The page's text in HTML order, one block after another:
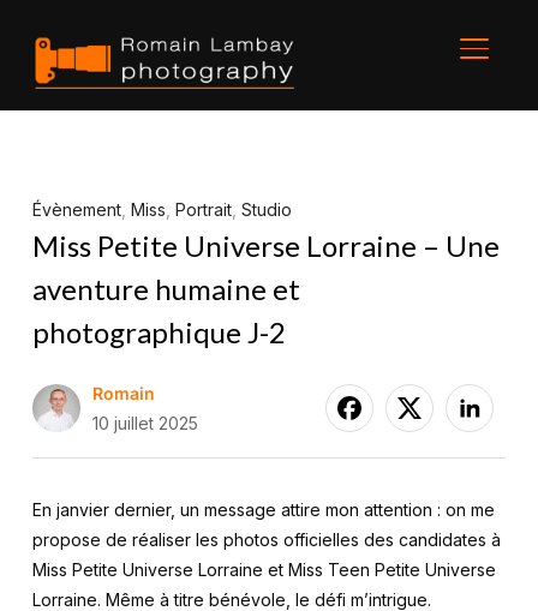
Évènement, Miss Portrait, Studio
Miss Petite Universe Lorraine – Une
aventure humaine et
photographique J-2
Romain
10 juillet 2025
En janvier dernier, un message attire mon attention : on me
propose de réaliser les photos officielles des candidates à
Miss Petite Universe Lorraine et Miss Teen Petite Universe
Lorraine. Même à titre bénévole, le défi m’intrigue.